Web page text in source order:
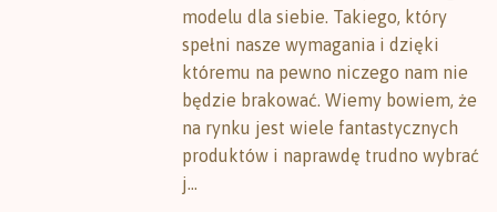
modelu dla siebie. Takiego, który
spełni nasze wymagania i dzięki
któremu na pewno niczego nam nie
będzie brakować. Wiemy bowiem, że
na rynku jest wiele fantastycznych
produktów i naprawdę trudno wybrać
j...